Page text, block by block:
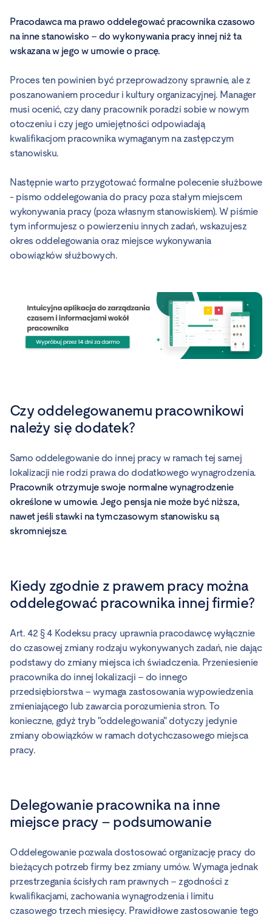
Pracodawca ma prawo oddelegować pracownika czasowo
na inne stanowisko – do wykonywania pracy innej niż ta
wskazana w jego w umowie o pracę.
Proces ten powinien być przeprowadzony sprawnie, ale z
poszanowaniem procedur i kultury organizacyjnej. Manager
musi ocenić, czy dany pracownik poradzi sobie w nowym
otoczeniu i czy jego umiejętności odpowiadają
kwalifikacjom pracownika wymaganym na zastępczym
stanowisku.
Następnie warto przygotować formalne polecenie służbowe
- pismo oddelegowania do pracy poza stałym miejscem
wykonywania pracy (poza własnym stanowiskiem). W piśmie
tym informujesz o powierzeniu innych zadań, wskazujesz
okres oddelegowania oraz miejsce wykonywania
obowiązków służbowych.
Czy oddelegowanemu pracownikowi
należy się dodatek?
Samo oddelegowanie do innej pracy w ramach tej samej
lokalizacji nie rodzi prawa do dodatkowego wynagrodzenia.
Pracownik otrzymuje swoje normalne wynagrodzenie
określone w umowie. Jego pensja nie może być niższa,
nawet jeśli stawki na tymczasowym stanowisku są
skromniejsze.
Kiedy zgodnie z prawem pracy można
oddelegować pracownika innej firmie?
Art. 42 § 4 Kodeksu pracy uprawnia pracodawcę wyłącznie
do czasowej zmiany rodzaju wykonywanych zadań, nie dając
podstawy do zmiany miejsca ich świadczenia. Przeniesienie
pracownika do innej lokalizacji – do innego
przedsiębiorstwa – wymaga zastosowania wypowiedzenia
zmieniającego lub zawarcia porozumienia stron. To
konieczne, gdyż tryb "oddelegowania" dotyczy jedynie
zmiany obowiązków w ramach dotychczasowego miejsca
pracy.
Delegowanie pracownika na inne
miejsce pracy – podsumowanie
Oddelegowanie pozwala dostosować organizację pracy do
bieżących potrzeb firmy bez zmiany umów. Wymaga jednak
przestrzegania ścisłych ram prawnych – zgodności z
kwalifikacjami, zachowania wynagrodzenia i limitu
czasowego trzech miesięcy. Prawidłowe zastosowanie tego